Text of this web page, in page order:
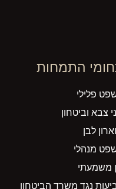
התמחות
פלילי
צבא וביטחון
לבן
מנהלי
משמעתי
נגד משרד הביטחון